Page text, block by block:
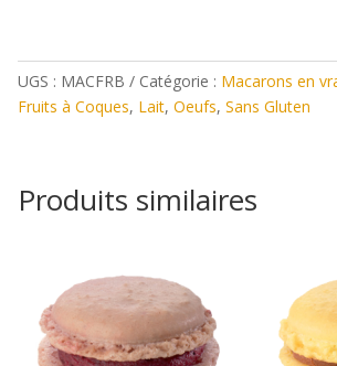
UGS : MACFRB Catégorie : Macarons en
Fruits à Coques, Lait, Oeufs, Sans Gluten
Produits similaires